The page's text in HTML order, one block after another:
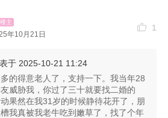
年10月21日
1
于 2025-10-21 11:24
的得意老人了，支持一下。我当年28
威胁我，你过了三十就要找二婚的
果然在我31岁的时候静待花开了，朋
我真被我老牛吃到嫩草了，找了个年